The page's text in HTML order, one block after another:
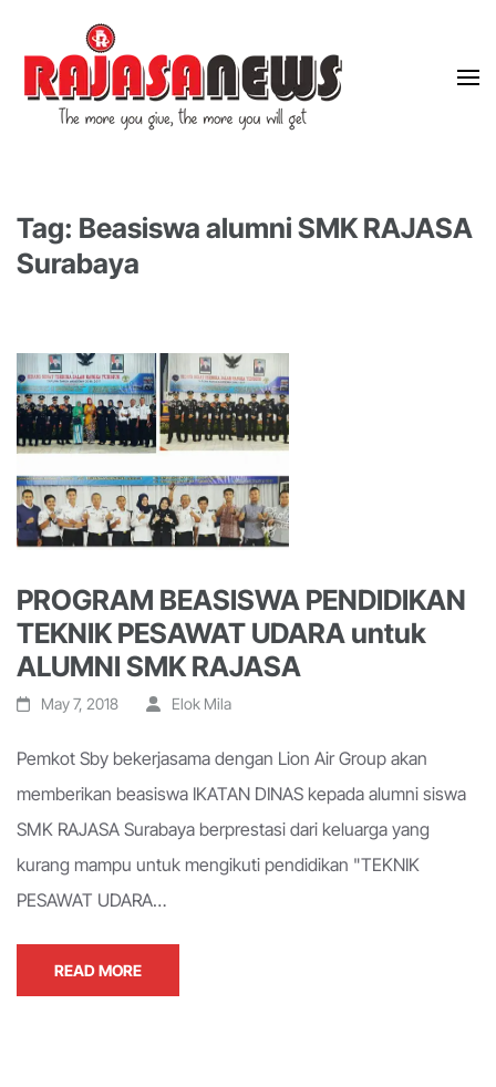
Tag: Beasiswa alumni SMK RAJASA
Surabaya
PROGRAM BEASISWA PENDIDIKAN
TEKNIK PESAWAT UDARA untuk
ALUMNI SMK RAJASA
May 7, 2018 Elok Mila
Pemkot Sby bekerjasama dengan Lion Air Group akan
memberikan beasiswa IKATAN DINAS kepada alumni siswa
SMK RAJASA Surabaya berprestasi dari keluarga yang
kurang mampu untuk mengikuti pendidikan "TEKNIK
PESAWAT UDARA…
READ MORE